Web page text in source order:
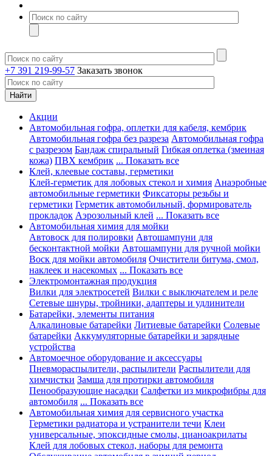
+7 391 219-99-57 Заказать звонок
Акции
Автомобильная гофра, оплетки для кабеля, кембрик
Автомобильная гофра без разреза Автомобильная гофра
с разрезом Бандаж спиральный Гибкая оплетка (змеиная
кожа) ПВХ кембрик ... Показать все
Клей, клеевые составы, герметики
Клей-герметик для лобовых стекол и химия Анаэробные
автомобильные герметики Фиксаторы резьбы и
герметики Герметик автомобильный, формирователь
прокладок Аэрозольный клей ... Показать все
Автомобильная химия для мойки
Автовоск для полировки Автошампуни для
бесконтактной мойки Автошампуни для ручной мойки
Воск для мойки автомобиля Очистители битума, смол,
наклеек и насекомых ... Показать все
Электромонтажная продукция
Вилки для электросетей Вилки с выключателем и реле
Сетевые шнуры, тройники, адаптеры и удлинители
Батарейки, элементы питания
Алкалиновые батарейки Литиевые батарейки Солевые
батарейки Аккумуляторные батарейки и зарядные
устройства
Автомоечное оборудование и аксессуары
Пневмораспылители, распылители Распылители для
химчистки Замша для протирки автомобиля
Пенообразующие насадки Салфетки из микрофибры для
автомобиля ... Показать все
Автомобильная химия для сервисного участка
Герметики радиатора и устранители течи Клеи
универсальные, эпоксидные смолы, цианоакрилаты
Клей для лобовых стекол, наборы для ремонта